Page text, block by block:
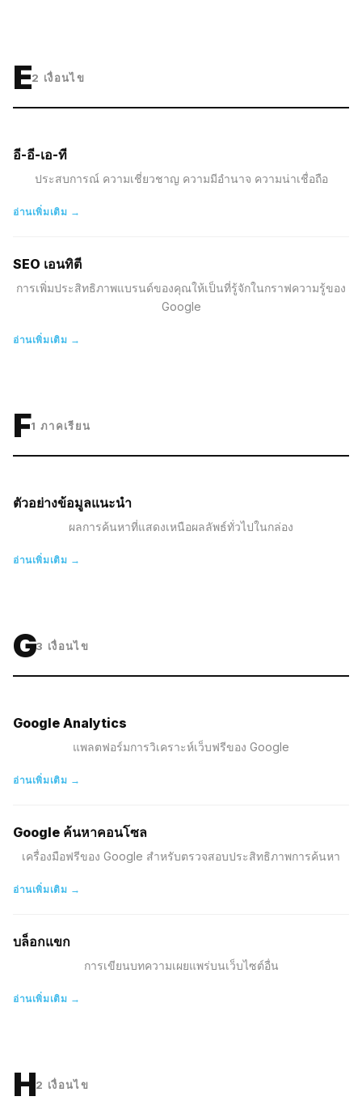
E2 เงื่อนไข
อี-อี-เอ-ที
ประสบการณ์ ความเชี่ยวชาญ ความมีอำนาจ ความน่าเชื่อถือ
อ่านเพิ่มเติม →
SEO เอนทิตี
การเพิ่มประสิทธิภาพแบรนด์ของคุณให้เป็นที่รู้จักในกราฟความรู้ของ
Google
อ่านเพิ่มเติม →
F1 ภาคเรียน
ตัวอย่างข้อมูลแนะนำ
ผลการค้นหาที่แสดงเหนือผลลัพธ์ทั่วไปในกล่อง
อ่านเพิ่มเติม →
G3 เงื่อนไข
Google Analytics
แพลตฟอร์มการวิเคราะห์เว็บฟรีของ Google
อ่านเพิ่มเติม →
Google ค้นหาคอนโซล
เครื่องมือฟรีของ Google สำหรับตรวจสอบประสิทธิภาพการค้นหา
อ่านเพิ่มเติม →
บล็อกแขก
การเขียนบทความเผยแพร่บนเว็บไซต์อื่น
อ่านเพิ่มเติม →
H2 เงื่อนไข